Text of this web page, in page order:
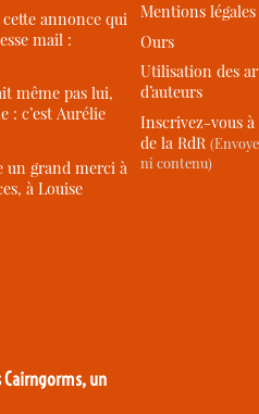
annonce qui
mail :
même pas lui,
: c’est Aurélie
un grand merci à
à Louise
Cairngorms, un
Mentions légales
Ours
Utilisation des
d’auteurs
Inscrivez-vous
de la RdR
ni contenu)